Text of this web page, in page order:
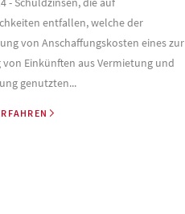
entfallen, welche der
von Anschaffungskosten eines zur
von Einkünften aus Vermietung und
genutzten...